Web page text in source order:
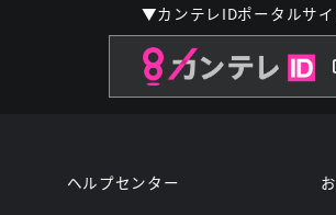
▼カンテレIDポータルサイ
ヘルプセンター